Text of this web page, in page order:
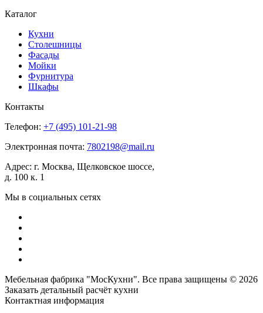
Каталог
Кухни
Столешницы
Фасады
Мойки
Фурнитура
Шкафы
Контакты
Телефон: +7 (495) 101-21-98
Электронная почта: 7802198@mail.ru
Адрес: г. Москва, Щелковское шоссе,
д. 100 к. 1
Мы в социальных сетях
Мебельная фабрика "МосКухни". Все права защищены © 2026
Заказать детальный расчёт кухни
Контактная информация